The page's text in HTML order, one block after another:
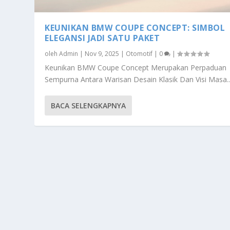
KEUNIKAN BMW COUPE CONCEPT: SIMBOL
ELEGANSI JADI SATU PAKET
olehAdmin | Nov 9, 2025 | Otomotif | 0 |
Keunikan BMW Coupe Concept Merupakan Perpaduan
Sempurna Antara Warisan Desain Klasik Dan Visi
BACA SELENGKAPNYA